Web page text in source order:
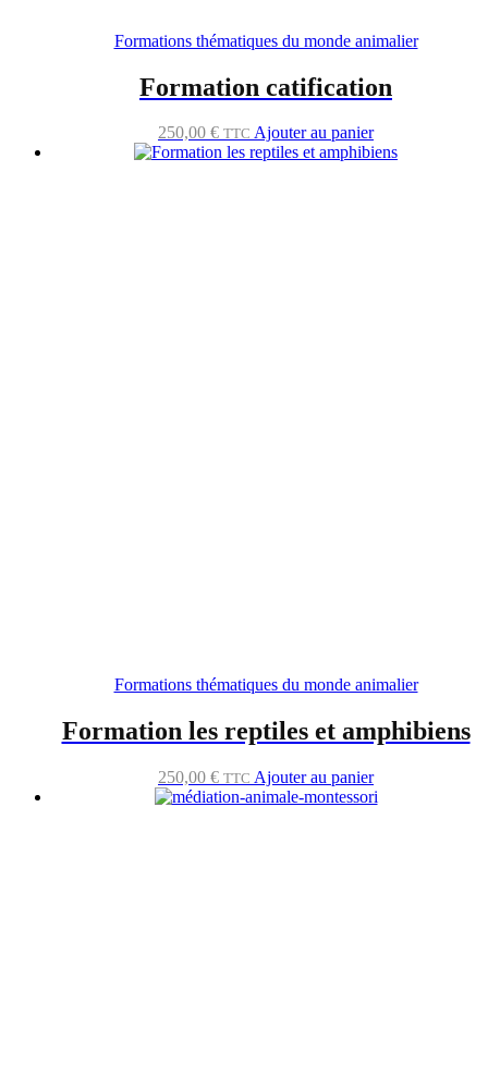
Formations thématiques du monde animalier
Formation catification
250,00 € TTC Ajouter au panier
Formations thématiques du monde animalier
Formation les reptiles et amphibiens
250,00 € TTC Ajouter au panier